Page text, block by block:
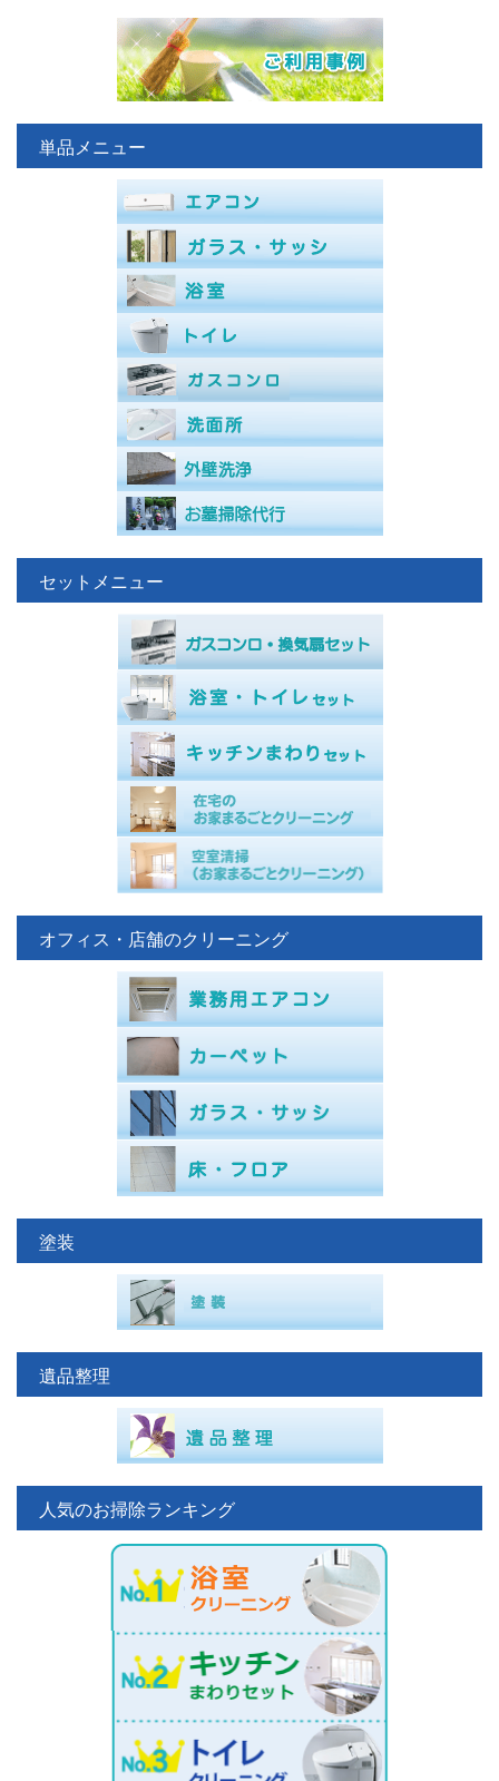
単品メニュー
セットメニュー
オフィス・店舗のクリーニング
塗装
遺品整理
人気のお掃除ランキング